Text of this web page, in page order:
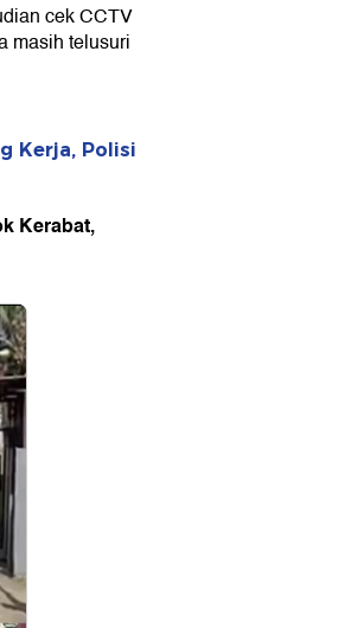
cek CCTV
masih telusuri
Kerja, Polisi
Kerabat,